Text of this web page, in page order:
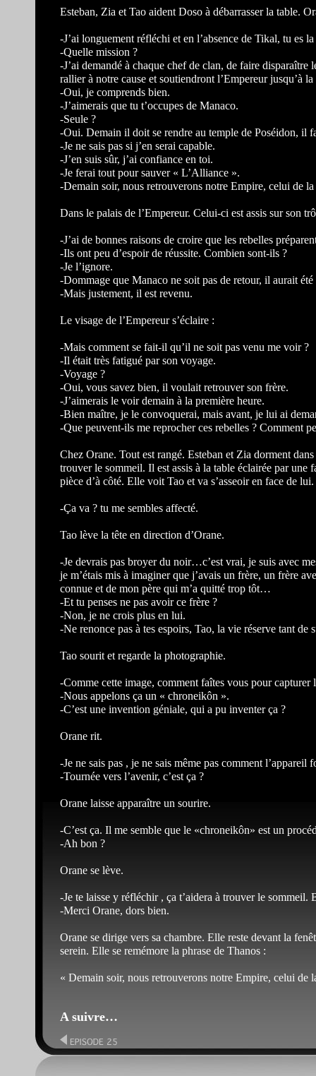
Esteban, Zia et Tao aident Doso à débarrasser la table.
-J’ai longuement réfléchi et en l’absence de Tikal, tu es
-Quelle mission ?
-J’ai demandé à chaque chef de clan, de faire
rallier à notre cause et soutiendront l’Empereur jusqu’à
-Oui, je comprends bien.
-J’aimerais que tu t’occupes de Manaco.
-Seule ?
-Oui. Demain il doit se rendre au temple de Poséidon, il
-Je ne sais pas si j’en serai capable.
-J’en suis sûr, j’ai confiance en toi.
-Je ferai tout pour sauver « L’Alliance ».
-Demain soir, nous retrouverons notre Empire, celui de
Dans le palais de l’Empereur. Celui-ci est assis sur son
-J’ai de bonnes raisons de croire que les rebelles
-Ils ont peu d’espoir de réussite. Combien sont-ils ?
-Je l’ignore.
-Dommage que Manaco ne soit pas de retour, il aurait
-Mais justement, il est revenu.
Le visage de l’Empereur s’éclaire :
-Mais comment se fait-il qu’il ne soit pas venu me voir ?
-Il était très fatigué par son voyage.
-Voyage ?
-Oui, vous savez bien, il voulait retrouver son frère.
-J’aimerais le voir demain à la première heure.
-Bien maître, je le convoquerai, mais avant, je lui ai
-Que peuvent-ils me reprocher ces rebelles ? Comment
Chez Orane. Tout est rangé. Esteban et Zia dorment
trouver le sommeil. Il est assis à la table éclairée par
pièce d’à côté. Elle voit Tao et va s’asseoir en face de
-Ça va ? tu me sembles affecté.
Tao lève la tête en direction d’Orane.
-Je devrais pas broyer du noir…c’est vrai, je suis avec
je m’étais mis à imaginer que j’avais un frère, un frère
connue et de mon père qui m’a quitté trop tôt…
-Et tu penses ne pas avoir ce frère ?
-Non, je ne crois plus en lui.
-Ne renonce pas à tes espoirs, Tao, la vie réserve tant de
Tao sourit et regarde la photographie.
-Comme cette image, comment faîtes vous pour capturer
-Nous appelons ça un « chroneikôn ».
-C’est une invention géniale, qui a pu inventer ça ?
Orane rit.
-Je ne sais pas , je ne sais même pas comment l’appareil
-Tournée vers l’avenir, c’est ça ?
Orane laisse apparaître un sourire.
-C’est ça. Il me semble que le «chroneikôn» est un
-Ah bon ?
Orane se lève.
-Je te laisse y réfléchir , ça t’aidera à trouver le sommeil.
-Merci Orane, dors bien.
Orane se dirige vers sa chambre. Elle reste devant la
serein. Elle se remémore la phrase de Thanos :
« Demain soir, nous retrouverons notre Empire, celui de
A suivre…